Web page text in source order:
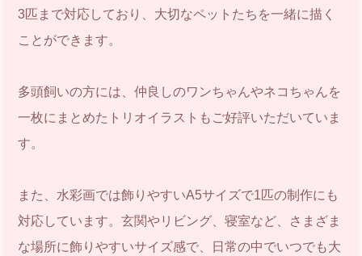
3匹まで対応しており、大切なペットたちを一緒に描く
ことができます。
多頭飼いの方には、仲良しのワンちゃんやネコちゃんを
一枚にまとめたトリオイラストもご好評いただいていま
す。
また、水彩画では飾りやすいA5サイズで1匹の制作にも
対応しています。玄関やリビング、寝室など、さまざま
な場所に飾りやすいサイズ感で、日常の中でいつでも大